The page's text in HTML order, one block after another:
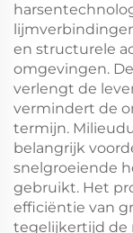
en structurele
omgevingen.
verlengt de
vermindert de
termijn.
belangrijk
snelgroeiende
gebruikt. Het
efficiëntie van
tegelijkertijd de